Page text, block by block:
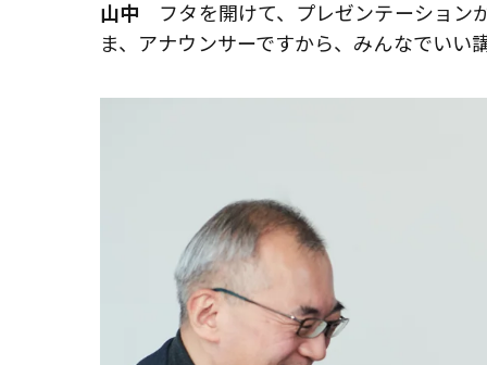
山中 フタを開けて、プレゼンテーション
ま、アナウンサーですから、みんなでいい